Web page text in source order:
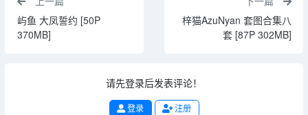
屿鱼 大凤誓约 [50P
370MB]
梓猫AzuNyan 套图合集八
套 [87P 302MB]
请先登录后发表评论！
登录 注册